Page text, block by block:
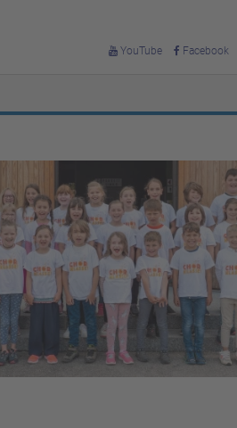
YouTube Facebook